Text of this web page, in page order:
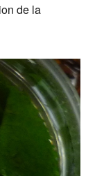
de la